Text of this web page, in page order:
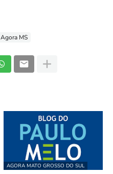
Agora MS
AGORA MATO GROSSO DO SUL